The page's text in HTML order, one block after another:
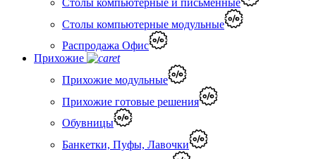
Столы компьютерные и письменные
Столы компьютерные модульные
Распродажа Офис
Прихожие
Прихожие модульные
Прихожие готовые решения
Обувницы
Банкетки, Пуфы, Лавочки